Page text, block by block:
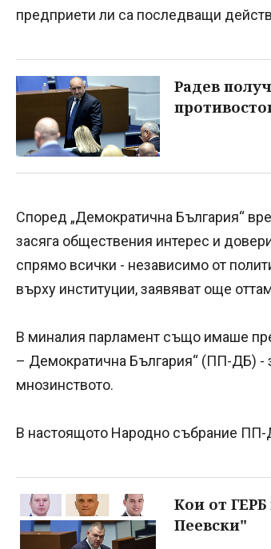
предприети ли са последващи
Радев
Според „Демократична България“
засяга обществения интерес и
спрямо всички - независимо от
върху институции, заявяват още
В миналия парламент също имаше
– Демократична България“ (ПП-ДБ) -
мнозинството.
В настоящото Народно събрание ПП-
Кои от
Пеевски"